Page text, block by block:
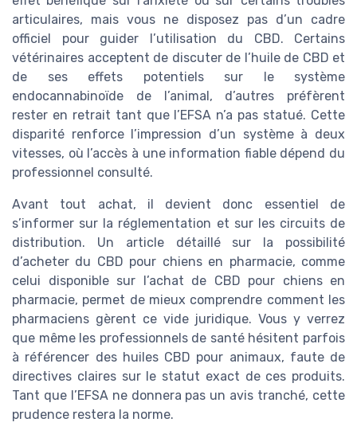
articulaires, mais vous ne disposez pas d’un cadre
officiel pour guider l’utilisation du CBD. Certains
vétérinaires acceptent de discuter de l’huile de CBD et
de ses effets potentiels sur le système
endocannabinoïde de l’animal, d’autres préfèrent
rester en retrait tant que l’EFSA n’a pas statué. Cette
disparité renforce l’impression d’un système à deux
vitesses, où l’accès à une information fiable dépend du
professionnel consulté.
Avant tout achat, il devient donc essentiel de
s’informer sur la réglementation et sur les circuits de
distribution. Un article détaillé sur la possibilité
d’acheter du CBD pour chiens en pharmacie, comme
celui disponible sur l’achat de CBD pour chiens en
pharmacie, permet de mieux comprendre comment les
pharmaciens gèrent ce vide juridique. Vous y verrez
que même les professionnels de santé hésitent parfois
à référencer des huiles CBD pour animaux, faute de
directives claires sur le statut exact de ces produits.
Tant que l’EFSA ne donnera pas un avis tranché, cette
prudence restera la norme.